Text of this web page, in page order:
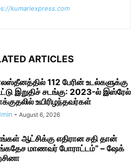
kumariexpress.com
ARTICLES
112 பேரின் உடல்களுக்கு
இறுதிச் சடங்கு: 2023-ல் இஸ்ரேல்
உயிரிழந்தவர்கள்
- August 6, 2026
ஆட்சிக்கு எதிரான சதி தான்
மாணவர் போராட்டம்” – ஷேக்